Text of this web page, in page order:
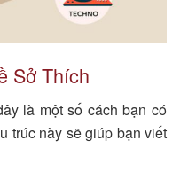
Sở Thích
là một số cách bạn có
trúc này sẽ giúp bạn viết